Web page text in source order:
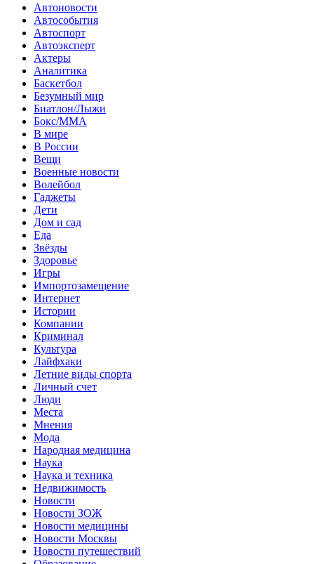
Автоновости
Автособытия
Автоспорт
Автоэксперт
Актеры
Аналитика
Баскетбол
Безумный мир
Биатлон/Лыжи
Бокс/MMA
В мире
В России
Вещи
Военные новости
Волейбол
Гаджеты
Дети
Дом и сад
Еда
Звёзды
Здоровье
Игры
Импортозамещение
Интернет
Истории
Компании
Криминал
Культура
Лайфхаки
Летние виды спорта
Личный счет
Люди
Места
Мнения
Мода
Народная медицина
Наука
Наука и техника
Недвижимость
Новости
Новости ЗОЖ
Новости медицины
Новости Москвы
Новости путешествий